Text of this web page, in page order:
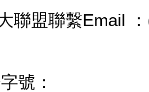
聯盟聯繫Email
號：